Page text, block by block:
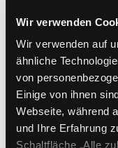
Wir verwenden
Wir verwenden auf
ähnliche
von
Einige von ihnen
Webseite, während
und Ihre Erfahrung
Schaltfläche „Alle
im